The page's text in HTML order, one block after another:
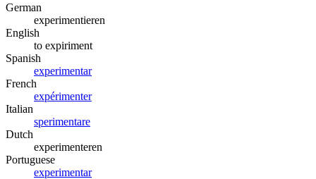
German
experimentieren
English
to expiriment
Spanish
experimentar
French
expérimenter
Italian
sperimentare
Dutch
experimenteren
Portuguese
experimentar